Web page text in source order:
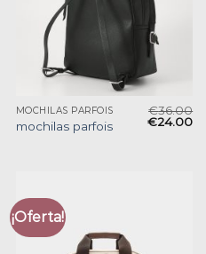
MOCHILAS PARFOIS
mochilas parfois
€36.00
€24.00
¡Oferta!